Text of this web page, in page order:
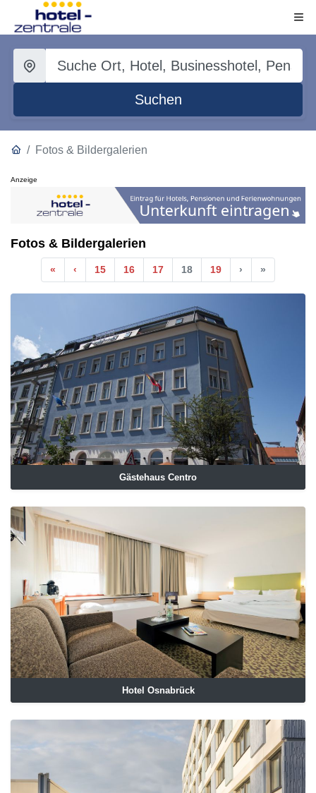
Suchen
Fotos & Bildergalerien
Anzeige
Fotos & Bildergalerien
« Anfang
‹ Vorherige
15 16 17 18 19 › Nächste
»
Gästehaus Centro
Hotel Osnabrück